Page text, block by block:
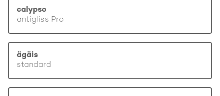
calypso
antigliss Pro
ägäis
standard